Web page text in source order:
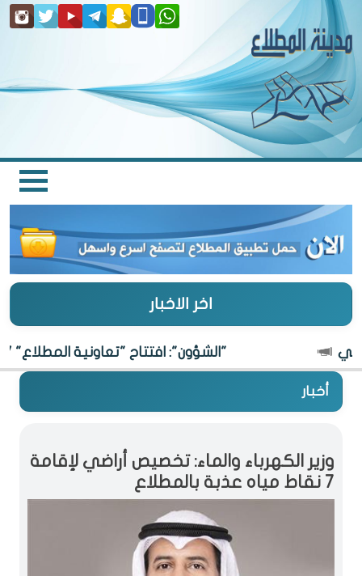
اخر الاخبار
"الشؤون": افتتاح "تعاونية المطلاع" 27 أغسطس
أخبار
وزير الكهرباء والماء: تخصيص أراضي لإقامة
7 نقاط مياه عذبة بالمطلاع